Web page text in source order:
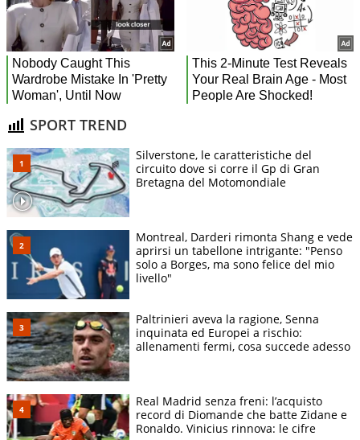
SPORT TREND
Silverstone, le caratteristiche del
circuito dove si corre il Gp di Gran
Bretagna del Motomondiale
Montreal, Darderi rimonta Shang e vede
aprirsi un tabellone intrigante: "Penso
solo a Borges, ma sono felice del mio
livello"
Paltrinieri aveva la ragione, Senna
inquinata ed Europei a rischio:
allenamenti fermi, cosa succede adesso
Real Madrid senza freni: l’acquisto
record di Diomande che batte Zidane e
Ronaldo. Vinicius rinnova: le cifre